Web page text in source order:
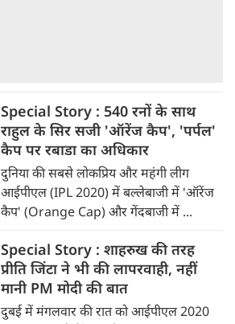
Special Story : 540 रनों के साथ
राहुल के सिर सजी 'ऑरेंज कैप', 'पर्पल'
कैप पर रबाडा का अधिकार
दुनिया की सबसे लोकप्रिय और महंगी लीग
आईपीएल (IPL 2020) में बल्लेबाजी में 'ऑरेंज
कैप' (Orange Cap) और गेंदबाजी में ...
Special Story : शाहरुख की तरह
प्रीति जिंटा ने भी की लापरवाही, नहीं
मानी PM मोदी की बात
दुबई में मंगलवार की रात को आईपीएल 2020